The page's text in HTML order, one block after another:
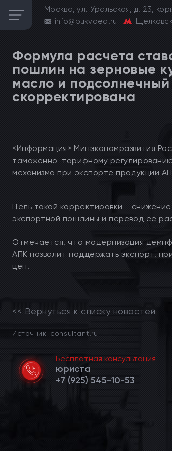
Москва, ул. Уральская, д. 23,
info@bukvoed.ru
Формула расчета
пошлин на зерновые
масло и
скорректирована
<Информация> Минэкономразвития
таможенно-тарифному
механизма при экспорте продукции
Цель такой корректировки -
экспортной пошлины и перевод ее
Отмечается, что модернизация
АПК позволит поддержать экспорт,
цен.
<< Вернуться к списку новостей
Источник: consultant.ru
Бесплатная консультация
юриста
+7 (925) 545-10-53